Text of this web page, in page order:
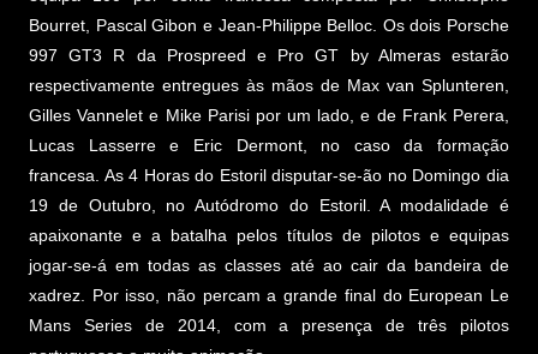
Bourret, Pascal Gibon e Jean-Philippe Belloc. Os dois Porsche
997 GT3 R da Prospreed e Pro GT by Almeras estarão
respectivamente entregues às mãos de Max van Splunteren,
Gilles Vannelet e Mike Parisi por um lado, e de Frank Perera,
Lucas Lasserre e Eric Dermont, no caso da formação
francesa. As 4 Horas do Estoril disputar-se-ão no Domingo dia
19 de Outubro, no Autódromo do Estoril. A modalidade é
apaixonante e a batalha pelos títulos de pilotos e equipas
jogar-se-á em todas as classes até ao cair da bandeira de
xadrez. Por isso, não percam a grande final do European Le
Mans Series de 2014, com a presença de três pilotos